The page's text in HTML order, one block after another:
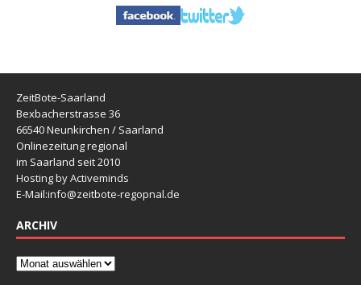
ZeitBote-Saarland
Bexbacherstrasse 36
66540 Neunkirchen / Saarland
Onlinezeitung regional
im Saarland seit 2010
Hosting by Activeminds
E-Mail:info@zeitbote-regopnal.de
ARCHIV